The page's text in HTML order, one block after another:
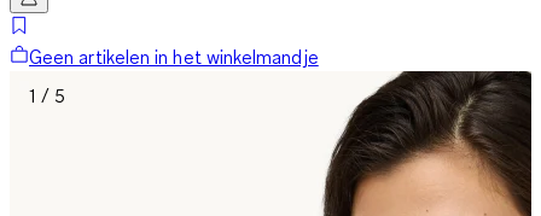
Geen artikelen in het winkelmandje
1 / 5